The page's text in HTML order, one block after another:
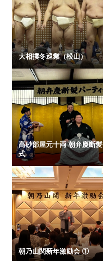
大相撲冬巡業（松山）
高砂部屋元十両 朝弁慶断髪
式
朝乃山関新年激励会 ①